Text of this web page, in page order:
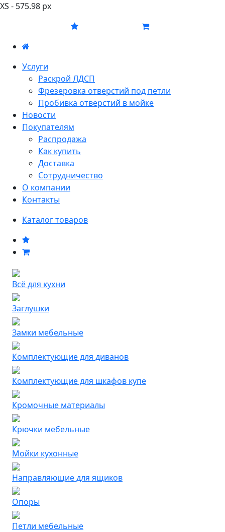
XS - 575.98 px
Услуги
Раскрой ЛДСП
Фрезеровка отверстий под петли
Пробивка отверстий в мойке
Новости
Покупателям
Распродажа
Как купить
Доставка
Сотрудничество
О компании
Контакты
Каталог товаров
Всё для кухни
Заглушки
Замки мебельные
Комплектующие для диванов
Комплектующие для шкафов купе
Кромочные материалы
Крючки мебельные
Мойки кухонные
Направляющие для ящиков
Опоры
Петли мебельные